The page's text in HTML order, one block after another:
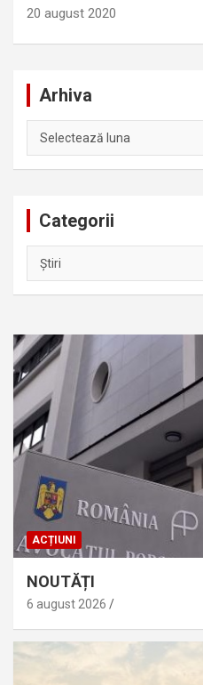
20 august 2020
Arhiva
Categorii
ACȚIUNI
NOUTĂȚI
6 august 2026